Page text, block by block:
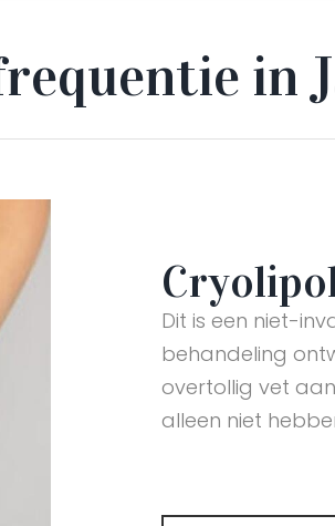
in
Dit is een niet-
behandeling
overtollig vet
alleen niet